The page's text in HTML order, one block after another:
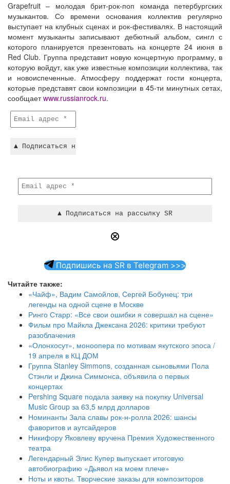
Grapefruit – молодая брит-рок-поп команда петербургских
музыкантов. Со времени основания коллектив регулярно
выступает на клубных сценах и рок-фестивалях. В настоящий
момент музыканты записывают дебютный альбом, сингл с
которого планируется презентовать на концерте 24 июня в
Red Club. Группа представит новую концертную программу, в
которую войдут, как уже известные композиции коллектива, так
и новоиспеченные. Атмосферу поддержат гости концерта,
которые представят свои композиции в 45-ти минутных сетах,
сообщаетwww.russianrock.ru.
Подпишись на SR в Telegram >>>
Читайте также:
«Чайф», Вадим Самойлов, Сергей Бобунец: три
легенды на одной сцене в Москве
Ринго Старр: «Все свои ошибки я совершал на сцене»
Фильм про Майкла Джексана 2026: критики требуют
разоблачения
«Олонхосут», моноопера по мотивам якутского эпоса /
19 апреля в КЦ ДОМ
Группа Stanley Simmons, созданная сыновьями Пола
Стэнли и Джина Симмонса, объявила о первых
концертах
Pershing Square подала заявку на покупку Universal
Music Group за 63,5 млрд долларов
Номинанты Зала славы рок-н-ролла 2026: шансы
фаворитов и аутсайдеров
Никифору Яковлеву вручена Премия Художественного
театра
Легендарный Элис Купер выпускает итоговую
автобиографию «Дьявол на моем плече»
Ноты и квоты. Творческие заказы для композиторов